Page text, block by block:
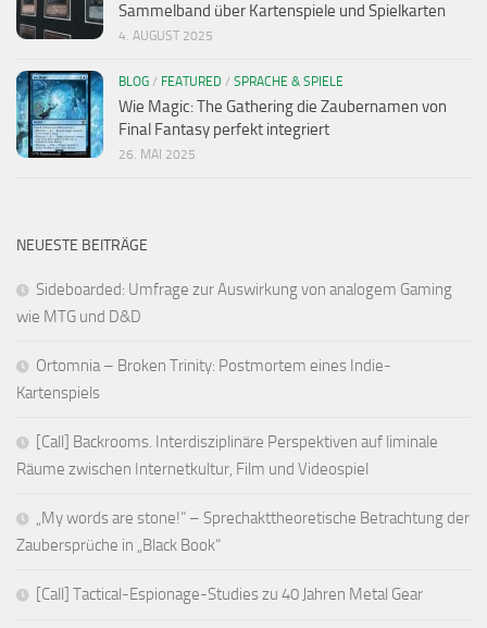
Sammelband über Kartenspiele und Spielkarten
4. AUGUST 2025
BLOG / FEATURED / SPRACHE & SPIELE
Wie Magic: The Gathering die Zaubernamen von
Final Fantasy perfekt integriert
26. MAI 2025
NEUESTE BEITRÄGE
Sideboarded: Umfrage zur Auswirkung von analogem Gaming
wie MTG und D&D
Ortomnia – Broken Trinity: Postmortem eines Indie-
Kartenspiels
[Call] Backrooms. Interdisziplinäre Perspektiven auf liminale
Räume zwischen Internetkultur, Film und Videospiel
„My words are stone!“ – Sprechakttheoretische Betrachtung der
Zaubersprüche in „Black Book“
[Call] Tactical-Espionage-Studies zu 40 Jahren Metal Gear